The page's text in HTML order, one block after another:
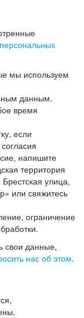
мы используем
данным.
время
если
напишите
территория
улица,
или свяжитесь
ограничение
свои данные,
нас об этом.